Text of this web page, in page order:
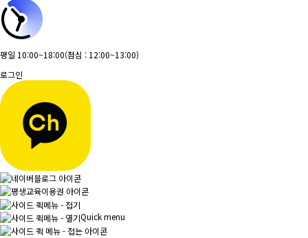
평일 10:00~18:00(점심 : 12:00~13:00)
로그인
Quick menu